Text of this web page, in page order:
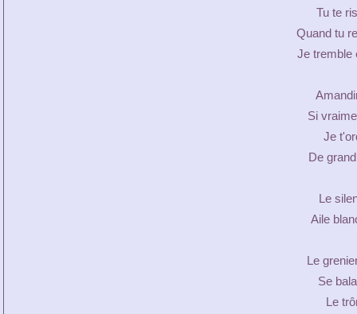
Tu te
Quand tu
Je tremble
Si
Je
De
Le
Aile
Le
Se
Le